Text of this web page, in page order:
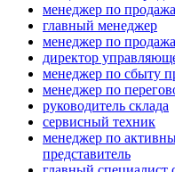
менеджер по
главный менеджер
менеджер по
директор
менеджер по сбыту
менеджер по
руководитель склада
сервисный техник
менеджер по
представитель